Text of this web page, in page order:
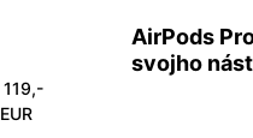
AirPods
svojho